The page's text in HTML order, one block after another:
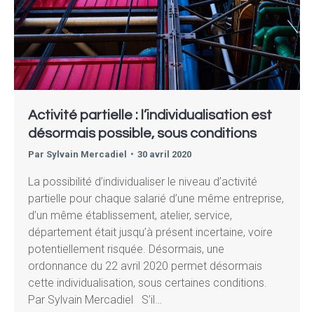
Activité partielle : l’individualisation est
désormais possible, sous conditions
Par Sylvain Mercadiel 30 avril 2020
La possibilité d’individualiser le niveau d’activité
partielle pour chaque salarié d’une même entreprise,
d’un même établissement, atelier, service,
département était jusqu’à présent incertaine, voire
potentiellement risquée. Désormais, une
ordonnance du 22 avril 2020 permet désormais
cette individualisation, sous certaines conditions.
Par Sylvain Mercadiel S’il…